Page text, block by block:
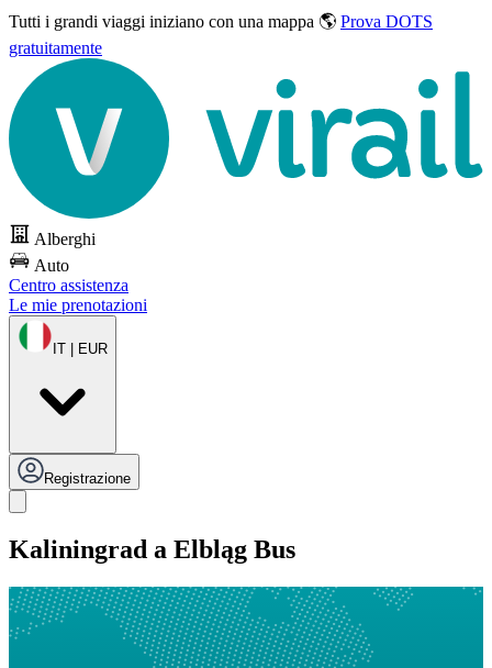
Tutti i grandi viaggi iniziano con una mappa 🌎 Prova DOTS
gratuitamente
Alberghi
Auto
Centro assistenza
Le mie prenotazioni
IT | EUR
Registrazione
Kaliningrad a Elbląg Bus